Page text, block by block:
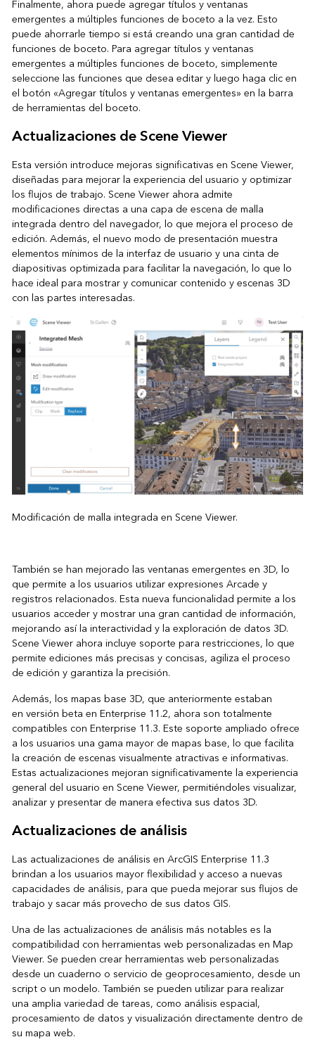
Finalmente, ahora puede agregar títulos y ventanas
emergentes a múltiples funciones de boceto a la vez. Esto
puede ahorrarle tiempo si está creando una gran cantidad de
funciones de boceto. Para agregar títulos y ventanas
emergentes a múltiples funciones de boceto, simplemente
seleccione las funciones que desea editar y luego haga clic en
el botón «Agregar títulos y ventanas emergentes» en la barra
de herramientas del boceto.
Actualizaciones de Scene Viewer
Esta versión introduce mejoras significativas en Scene Viewer,
diseñadas para mejorar la experiencia del usuario y optimizar
los flujos de trabajo. Scene Viewer ahora admite
modificaciones directas a una capa de escena de malla
integrada dentro del navegador, lo que mejora el proceso de
edición. Además, el nuevo modo de presentación muestra
elementos mínimos de la interfaz de usuario y una cinta de
diapositivas optimizada para facilitar la navegación, lo que lo
hace ideal para mostrar y comunicar contenido y escenas 3D
con las partes interesadas.
Modificación de malla integrada en Scene Viewer.
También se han mejorado las ventanas emergentes en 3D, lo
que permite a los usuarios utilizar expresiones Arcade y
registros relacionados. Esta nueva funcionalidad permite a los
usuarios acceder y mostrar una gran cantidad de información,
mejorando así la interactividad y la exploración de datos 3D.
Scene Viewer ahora incluye soporte para restricciones, lo que
permite ediciones más precisas y concisas, agiliza el proceso
de edición y garantiza la precisión.
Además, los mapas base 3D, que anteriormente estaban
en versión beta en Enterprise 11.2, ahora son totalmente
compatibles con Enterprise 11.3. Este soporte ampliado ofrece
a los usuarios una gama mayor de mapas base, lo que facilita
la creación de escenas visualmente atractivas e informativas.
Estas actualizaciones mejoran significativamente la experiencia
general del usuario en Scene Viewer, permitiéndoles visualizar,
analizar y presentar de manera efectiva sus datos 3D.
Actualizaciones de análisis
Las actualizaciones de análisis en ArcGIS Enterprise 11.3
brindan a los usuarios mayor flexibilidad y acceso a nuevas
capacidades de análisis, para que pueda mejorar sus flujos de
trabajo y sacar más provecho de sus datos GIS.
Una de las actualizaciones de análisis más notables es la
compatibilidad con herramientas web personalizadas en Map
Viewer. Se pueden crear herramientas web personalizadas
desde un cuaderno o servicio de geoprocesamiento, desde un
script o un modelo. También se pueden utilizar para realizar
una amplia variedad de tareas, como análisis espacial,
procesamiento de datos y visualización directamente dentro de
su mapa web.